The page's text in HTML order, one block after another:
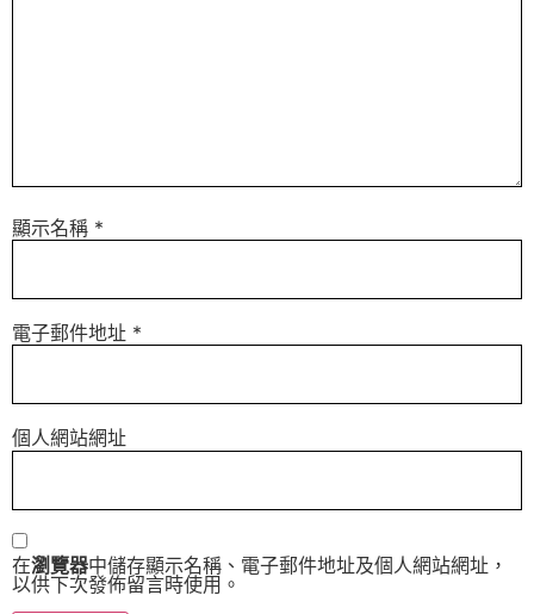
顯示名稱 *
電子郵件地址 *
個人網站網址
在瀏覽器中儲存顯示名稱、電子郵件地址及個人網站網址，
以供下次發佈留言時使用。